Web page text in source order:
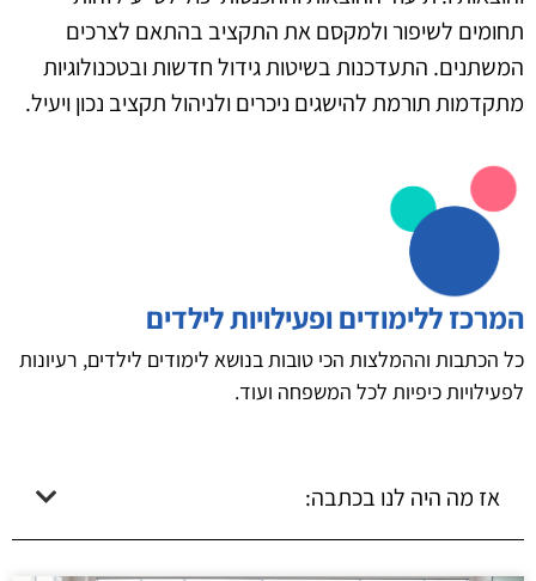
תחומים לשיפור ולמקסם את התקציב בהתאם לצרכים
המשתנים. התעדכנות בשיטות גידול חדשות ובטכנולוגיות
מתקדמות תורמת להישגים ניכרים ולניהול תקציב נכון ויעיל.
המרכז ללימודים ופעילויות לילדים
כל הכתבות וההמלצות הכי טובות בנושא לימודים לילדים, רעיונות
לפעילויות כיפיות לכל המשפחה ועוד.
אז מה היה לנו בכתבה: